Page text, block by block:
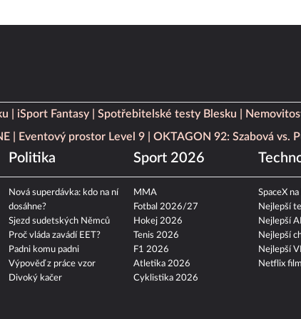
iSport Fantasy Spotřebitelské testy Blesku
Eventový prostor Level 9 OKTAGON 92: Szabová vs.
Politika
Nová superdávka: kdo na ní
dosáhne?
Sjezd sudetských Němců
Proč vláda zavádí EET?
Padni komu padni
Výpověď z práce vzor
Divoký kačer
Sport 2026
MMA
Fotbal 2026/27
Hokej 2026
Tenis 2026
F1 2026
Atletika 2026
Cyklistika 2026
SpaceX
Nejlepší
Nejlepší
Nejlepší
Nejlepší
Netflix